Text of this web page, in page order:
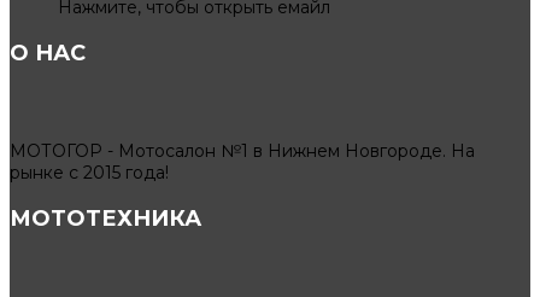
Нажмите, чтобы открыть емайл
О НАС
МОТОГОР - Мотосалон №1 в Нижнем Новгороде. На
рынке с 2015 года!
МОТОТЕХНИКА